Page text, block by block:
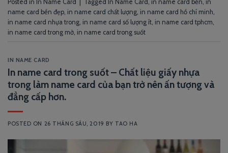
Posted in In Name Card Tagged In Name Card in name card bền in
name card bền đẹp in name card chất lượng in name card hồ chí minh
in name card nhựa trong in name card số lượng ít in name card tphcm
in name card trong mờ in name card trong suốt
IN NAME CARD
In name card trong suốt – Chất liệu giấy nhựa
trong làm name card của bạn trở nên ấn tượng và
đẳng cấp hơn.
POSTED ON 26 THÁNG SÁU, 2019 BY TAO HA